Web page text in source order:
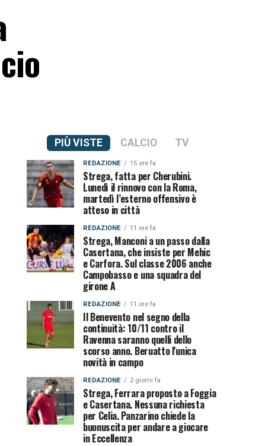
PIÙ VISTE CALCIO TV
REDAZIONE 15 ore fa
Strega, fatta per Cherubini.
Lunedì il rinnovo con la Roma,
martedì l’esterno offensivo è
atteso in città
REDAZIONE 11 ore fa
Strega, Manconi a un passo dalla
Casertana, che insiste per Mehic
e Carfora. Sul classe 2006 anche
Campobasso e una squadra del
girone A
REDAZIONE 11 ore fa
Il Benevento nel segno della
continuità: 10/11 contro il
Ravenna saranno quelli dello
scorso anno. Beruatto l'unica
novità in campo
REDAZIONE 2 giorni fa
Strega, Ferrara proposto a Foggia
e Casertana. Nessuna richiesta
per Celia. Panzarino chiede la
buonuscita per andare a giocare
in Eccellenza